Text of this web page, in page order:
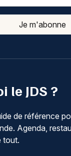
le JDS ?
de référence
Agenda,
tout.
Je m'abonne